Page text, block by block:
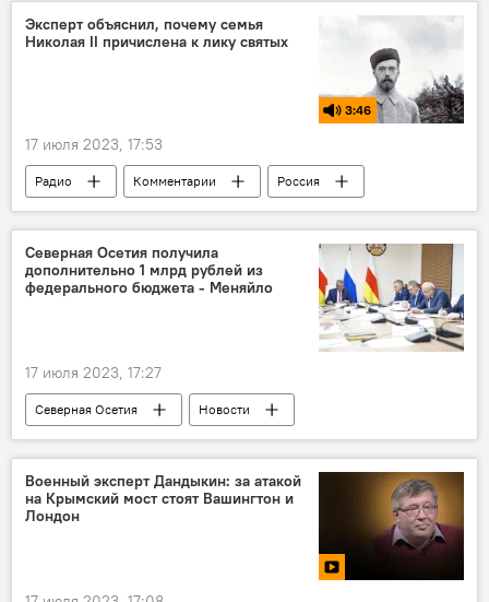
Южная Осетия
Кавказ
РСО — Алания
Эксперт объяснил, почему семья
Николая II причислена к лику святых
3:46
17 июля 2023, 17:53
Радио Комментарии
Россия
История
Этот день в истории
Северная Осетия получила
дополнительно 1 млрд рублей из
федерального бюджета - Меняйло
17 июля 2023, 17:27
Северная Осетия
Новости
Владикавказ
Сергей Меняйло
РСО — Алания
Минстрой Северной Осетии
Сельское хозяйство
Кавказ
Военный эксперт Дандыкин: за атакой
на Крымский мост стоят Вашингтон и
Лондон